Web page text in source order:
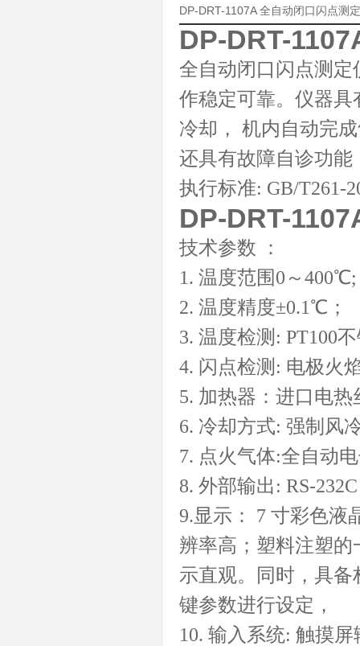
DP-DRT-1107A 全自动闭口闪点测
DP-DRT-
全自动闭口闪点测
作稳定可靠。仪器
冷却， 机内自动完
还具有故障自诊功能
执行标准: GB/T261-
DP-DRT-
技术参数 ：
1. 温度范围0～400℃;
2. 温度精度±0.1℃；
3. 温度检测: PT100
4. 闪点检测: 电极火
5. 加热器：进口电
6. 冷却方式: 强制风
7. 点火气体:全自动
8. 外部输出: RS-
9.显示： 7 寸彩色液
辨率高；塑料注塑
示直观。同时，具
键参数进行设定，
10. 输入系统: 触摸